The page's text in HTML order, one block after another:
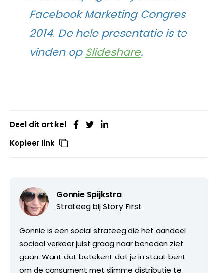
Facebook Marketing Congres
2014. De hele presentatie is te
vinden op Slideshare.
Deel dit artikel
Kopieer link
Gonnie Spijkstra
Strateeg bijStory First
Gonnie is een social strateeg die het aandeel
sociaal verkeer juist graag naar beneden ziet
gaan. Want dat betekent dat je in staat bent
om de consument met slimme distributie te